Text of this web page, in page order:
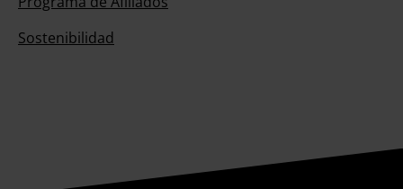
Sostenibilidad